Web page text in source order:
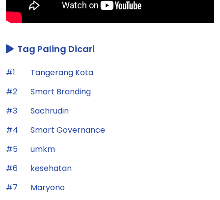
Tag Paling Dicari
#1
Tangerang Kota
#2
Smart Branding
#3
Sachrudin
#4
Smart Governance
#5
umkm
#6
kesehatan
#7
Maryono